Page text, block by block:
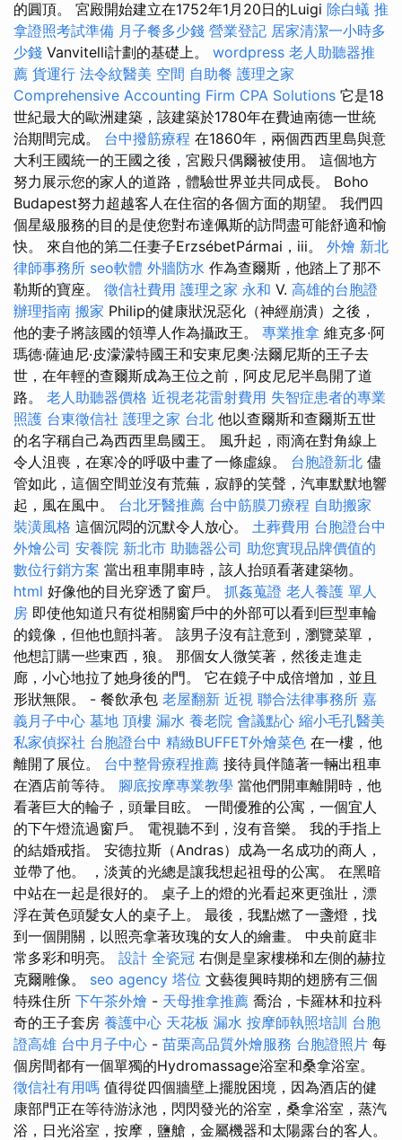
的圓頂。 宮殿開始建立在1752年1月20日的Luigi 除白蟻 推
拿證照考試準備 月子餐多少錢 營業登記 居家清潔一小時多
少錢 Vanvitelli計劃的基礎上。 wordpress 老人助聽器推
薦 貨運行 法令紋醫美 空間 自助餐 護理之家
Comprehensive Accounting Firm CPA Solutions 它是18
世紀最大的歐洲建築，該建築於1780年在費迪南德一世統
治期間完成。 台中撥筋療程 在1860年，兩個西西里島與意
大利王國統一的王國之後，宮殿只偶爾被使用。 這個地方
努力展示您的家人的道路，體驗世界並共同成長。 Boho
Budapest努力超越客人在住宿的各個方面的期望。 我們四
個星級服務的目的是使您對布達佩斯的訪問盡可能舒適和愉
快。 來自他的第二任妻子ErzsébetPármai，iii。 外燴 新北
律師事務所 seo軟體 外牆防水 作為查爾斯，他踏上了那不
勒斯的寶座。 徵信社費用 護理之家 永和 V. 高雄的台胞證
辦理指南 搬家 Philip的健康狀況惡化（神經崩潰）之後，
他的妻子將該國的領導人作為攝政王。 專業推拿 維克多·阿
瑪德·薩迪尼·皮濛濛特國王和安東尼奧·法爾尼斯的王子去
世，在年輕的查爾斯成為王位之前，阿皮尼尼半島開了道
路。 老人助聽器價格 近視老花雷射費用 失智症患者的專業
照護 台東徵信社 護理之家 台北 他以查爾斯和查爾斯五世
的名字稱自己為西西里島國王。 風升起，雨滴在對角線上
令人沮喪，在寒冷的呼吸中畫了一條虛線。 台胞證新北 儘
管如此，這個空間並沒有荒蕪，寂靜的笑聲，汽車默默地響
起，風在風中。 台北牙醫推薦 台中筋膜刀療程 自助搬家
裝潢風格 這個沉悶的沉默令人放心。 土葬費用 台胞證台中
外燴公司 安養院 新北市 助聽器公司 助您實現品牌價值的
數位行銷方案 當出租車開車時，該人抬頭看著建築物。
html 好像他的目光穿透了窗戶。 抓姦蒐證 老人養護 單人
房 即使他知道只有從相關窗戶中的外部可以看到巨型車輪
的鏡像，但他也顫抖著。 該男子沒有註意到，瀏覽菜單，
他想訂購一些東西，狼。 那個女人微笑著，然後走進走
廊，小心地拉了她身後的門。 它在鏡子中成倍增加，並且
形狀無限。 - 餐飲承包 老屋翻新 近視 聯合法律事務所 嘉
義月子中心 墓地 頂樓 漏水 養老院 會議點心 縮小毛孔醫美
私家偵探社 台胞證台中 精緻BUFFET外燴菜色 在一樓，他
離開了展位。 台中整骨療程推薦 接待員伴隨著一輛出租車
在酒店前等待。 腳底按摩專業教學 當他們開車離開時，他
看著巨大的輪子，頭暈目眩。 一間優雅的公寓，一個宜人
的下午燈流過窗戶。 電視聽不到，沒有音樂。 我的手指上
的結婚戒指。 安德拉斯（Andras）成為一名成功的商人，
並帶了他。 ，淡黃的光總是讓我想起祖母的公寓。 在黑暗
中站在一起是很好的。 桌子上的燈的光看起來更強壯，漂
浮在黃色頭髮女人的桌子上。 最後，我點燃了一盞燈，找
到一個開關，以照亮拿著玫瑰的女人的繪畫。 中央前庭非
常多彩和明亮。 設計 全瓷冠 右側是皇家樓梯和左側的赫拉
克爾雕像。 seo agency 塔位 文藝復興時期的翅膀有三個
特殊住所 下午茶外燴 - 天母推拿推薦 喬治，卡羅林和拉科
奇的王子套房 養護中心 天花板 漏水 按摩師執照培訓 台胞
證高雄 台中月子中心 - 苗栗高品質外燴服務 台胞證照片 每
個房間都有一個單獨的Hydromassage浴室和桑拿浴室。
徵信社有用嗎 值得從四個牆壁上擺脫困境，因為酒店的健
康部門正在等待游泳池，閃閃發光的浴室，桑拿浴室，蒸汽
浴，日光浴室，按摩，鹽艙，金屬機器和太陽露台的客人。